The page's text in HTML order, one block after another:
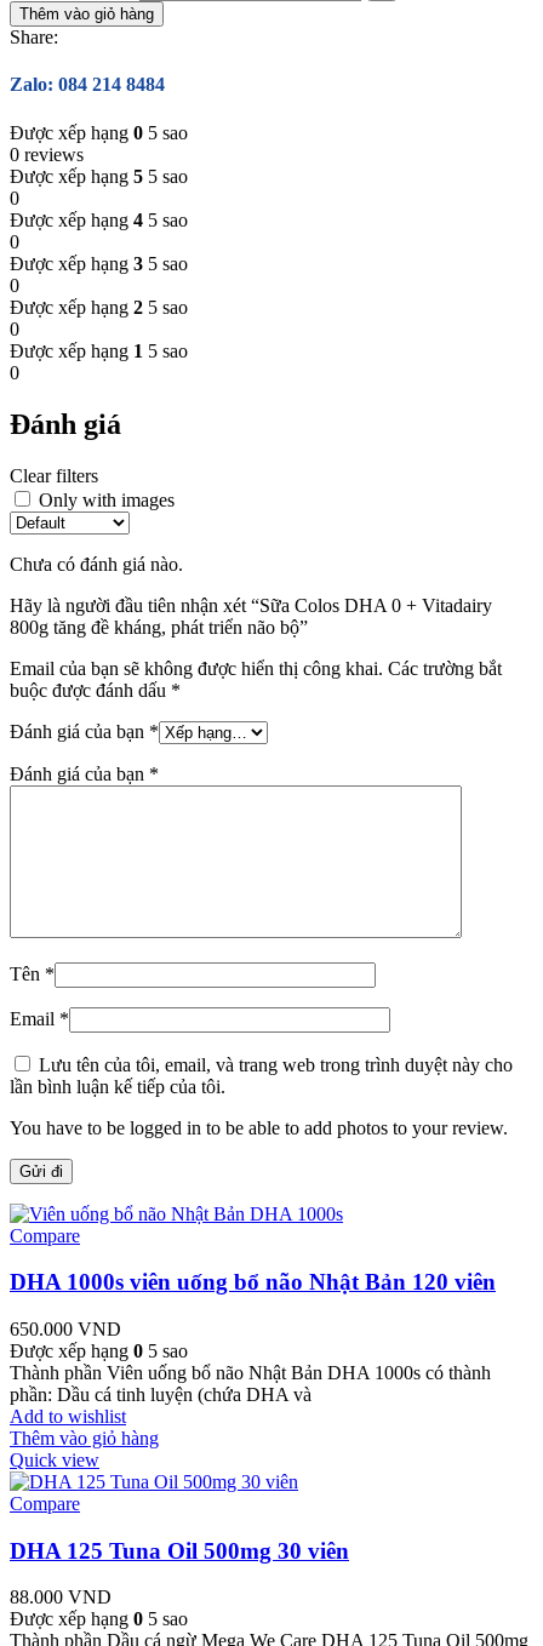
Thêm vào giỏ hàng
Share:
Zalo: 084 214 8484
Được xếp hạng 0 5 sao
0 reviews
Được xếp hạng 5 5 sao
0
Được xếp hạng 4 5 sao
0
Được xếp hạng 3 5 sao
0
Được xếp hạng 2 5 sao
0
Được xếp hạng 1 5 sao
0
Đánh giá
Clear filters
Only with images
Chưa có đánh giá nào.
Hãy là người đầu tiên nhận xét “Sữa Colos DHA 0 + Vitadairy
800g tăng đề kháng, phát triển não bộ”
Email của bạn sẽ không được hiển thị công khai. Các trường bắt
buộc được đánh dấu *
Đánh giá của bạn *
Đánh giá của bạn *
Tên *
Email *
Lưu tên của tôi, email, và trang web trong trình duyệt này cho
lần bình luận kế tiếp của tôi.
You have to be logged in to be able to add photos to your review.
Compare
DHA 1000s viên uống bổ não Nhật Bản 120 viên
650.000 VND
Được xếp hạng 0 5 sao
Thành phần Viên uống bổ não Nhật Bản DHA 1000s có thành
phần: Dầu cá tinh luyện (chứa DHA và
Add to wishlist
Thêm vào giỏ hàng
Quick view
Compare
DHA 125 Tuna Oil 500mg 30 viên
88.000 VND
Được xếp hạng 0 5 sao
Thành phần Dầu cá ngừ Mega We Care DHA 125 Tuna Oil 500mg